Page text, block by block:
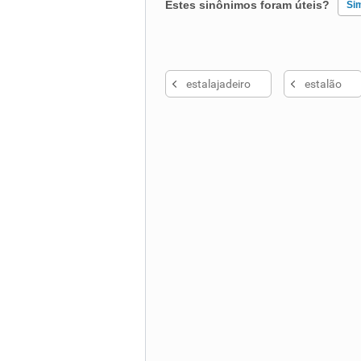
Estes sinônimos foram úteis?
Nenhum dos sinônimos
estalajadeiro estalão